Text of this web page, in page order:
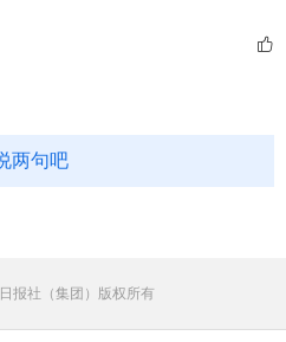
两句吧
报社（集团）版权所有